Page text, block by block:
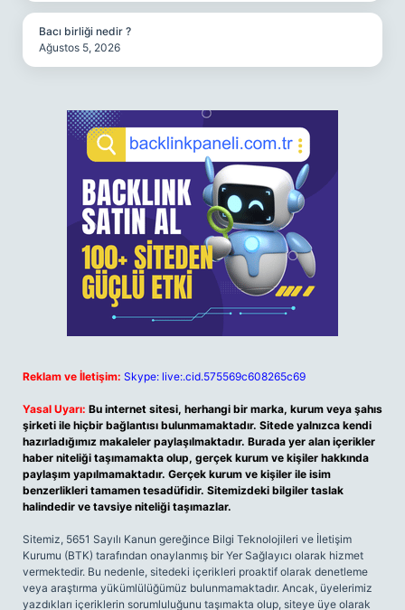
Bacı birliği nedir ?
Ağustos 5, 2026
Reklam ve İletişim: Skype: live:.cid.575569c608265c69
Yasal Uyarı: Bu internet sitesi, herhangi bir marka, kurum veya şahıs
şirketi ile hiçbir bağlantısı bulunmamaktadır. Sitede yalnızca kendi
hazırladığımız makaleler paylaşılmaktadır. Burada yer alan içerikler
haber niteliği taşımamakta olup, gerçek kurum ve kişiler hakkında
paylaşım yapılmamaktadır. Gerçek kurum ve kişiler ile isim
benzerlikleri tamamen tesadüfidir. Sitemizdeki bilgiler taslak
halindedir ve tavsiye niteliği taşımazlar.
Sitemiz, 5651 Sayılı Kanun gereğince Bilgi Teknolojileri ve İletişim
Kurumu (BTK) tarafından onaylanmış bir Yer Sağlayıcı olarak hizmet
vermektedir. Bu nedenle, sitedeki içerikleri proaktif olarak denetleme
veya araştırma yükümlülüğümüz bulunmamaktadır. Ancak, üyelerimiz
yazdıkları içeriklerin sorumluluğunu taşımakta olup, siteye üye olarak